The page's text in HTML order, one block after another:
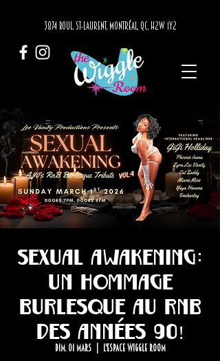
3874 BOUL. ST-LAURENT, MONTRÉAL, QC, H2W 1Y2
Sexual Awakening:
Un hommage
burlesque au RnB
des années 90!
dim. 01 mars
  |
L'Espace Wiggle Room